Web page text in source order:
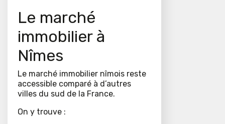
Le marché
immobilier à
Nîmes
Le marché immobilier nîmois reste
accessible comparé à d’autres
villes du sud de la France.
On y trouve :